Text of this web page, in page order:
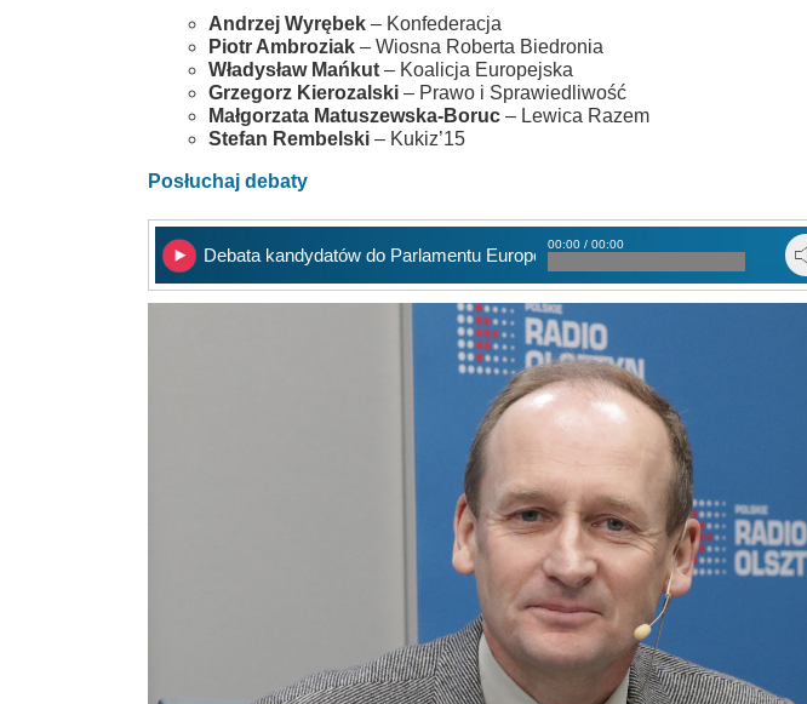
Andrzej Wyrębek – Konfederacja
Piotr Ambroziak – Wiosna Roberta Biedronia
Władysław Mańkut – Koalicja Europejska
Grzegorz Kierozalski – Prawo i Sprawiedliwość
Małgorzata Matuszewska-Boruc – Lewica Razem
Stefan Rembelski – Kukiz’15
Posłuchaj debaty
Debata kandydatów do Parlamentu Europejskiego
00:00 / 00:00